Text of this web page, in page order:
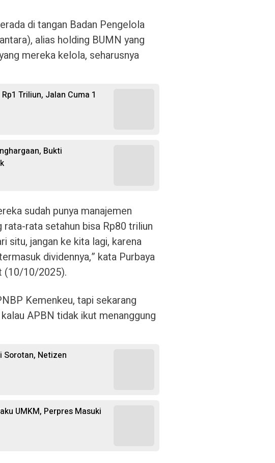
di tangan Badan Pengelola
alias holding BUMN yang
mereka kelola, seharusnya
Triliun, Jalan Cuma 1
Bukti
sudah punya manajemen
rata-rata setahun bisa Rp80 triliun
situ, jangan ke kita lagi, karena
dividennya,” kata Purbaya
(10/10/2025).
Kemenkeu, tapi sekarang
APBN tidak ikut menanggung
Sorotan, Netizen
UMKM, Perpres Masuki